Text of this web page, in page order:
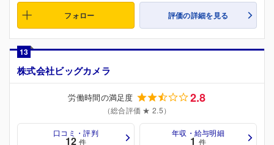
フォロー 評価の詳細を見る
13
株式会社ビッグカメラ
労働時間の満足度 2.8
（総合評価 ★ 2.5）
口コミ・評判
12 件
年収・給与明細
1 件